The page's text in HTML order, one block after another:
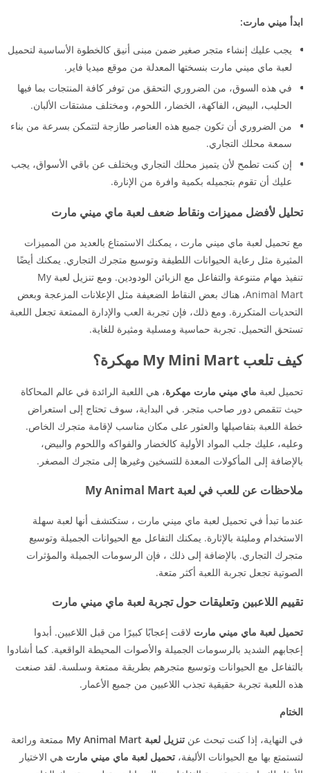
ابدأ ميني مارت:
يجب عليك إنشاء متجر صغير ضمن مبنى أنيق كالخطوة الأساسية لتحميل
لعبة ماي ميني مارت بنسختها المعدلة من موقع ميديا فاير.
في هذه السوق، من الضروري التحقق من توفر كافة المنتجات بما فيها
الحليب، البيض، الفاكهة، الخضار، اللحوم، ومختلف مشتقات الألبان.
من الضروري أن تكون جميع هذه العناصر طازجة لتتمكن بسرعة من بناء
سمعة محلك التجاري.
إن كنت تطمح لأن يتميز محلك التجاري ويختلف عن باقي الأسواق، يجب
عليك أن تقوم بتجميله بكمية وافرة من الإنارة.
تحليل لأفضل مميزات ونقاط ضعف لعبة ماي ميني مارت
مع تحميل لعبة ماي ميني مارت ، يمكنك الاستمتاع بالعديد من المميزات
المثيرة مثل رعاية الحيوانات اللطيفة وتوسيع متجرك التجاري. يمكنك أيضًا
تنفيذ مهام متنوعة والتفاعل مع الزبائن الودودين. ومع تنزيل لعبة My
Animal Mart، هناك بعض النقاط الضعيفة مثل الإعلانات المزعجة وبعض
التحديات المتكررة. ومع ذلك، فإن تجربة العب والإدارة الممتعة تجعل اللعبة
تستحق التحميل. تجربة حماسية ومسلية ومثيرة للغاية.
كيف تلعب My Mini Mart مهكرة؟
تحميل لعبة ماي ميني مارت مهكرة، هي اللعبة الرائدة في عالم المحاكاة
حيث تتقمص دور صاحب متجر. في البداية، سوف تحتاج إلى استعراض
خطة اللعبة بتفاصيلها والعثور على مكان مناسب لإقامة متجرك الخاص.
وعليه، عليك جلب المواد الأولية كالخضار والفواكه واللحوم والبيض،
بالإضافة إلى المأكولات المعدة للتسخين وغيرها إلى متجرك المصغر.
ملاحظات عن للعب في لعبة My Animal Mart
عندما تبدأ في تحميل لعبة ماي ميني مارت ، ستكتشف أنها لعبة سهلة
الاستخدام ومليئة بالإثارة. يمكنك التفاعل مع الحيوانات الجميلة وتوسيع
متجرك التجاري. بالإضافة إلى ذلك ، فإن الرسومات الجميلة والمؤثرات
الصوتية تجعل تجربة اللعبة أكثر متعة.
تقييم اللاعبين وتعليقات حول تجربة لعبة ماي ميني مارت
تحميل لعبة ماي ميني مارت لاقت إعجابًا كبيرًا من قبل اللاعبين. أبدوا
إعجابهم الشديد بالرسومات الجميلة والأصوات المحيطة الواقعية. كما أشادوا
بالتفاعل مع الحيوانات وتوسيع متجرهم بطريقة ممتعة وسلسة. لقد صنعت
هذه اللعبة تجربة حقيقية تجذب اللاعبين من جميع الأعمار.
الختام
في النهاية، إذا كنت تبحث عن تنزيل لعبة My Animal Mart
ممتعة ورائعة
لتستمتع بها مع الحيوانات الأليفة، تحميل لعبة ماي ميني مارت هي الاختيار